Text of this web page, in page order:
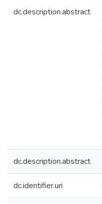
dc.description.abstract
dc.description.abstract
dc.identifier.uri